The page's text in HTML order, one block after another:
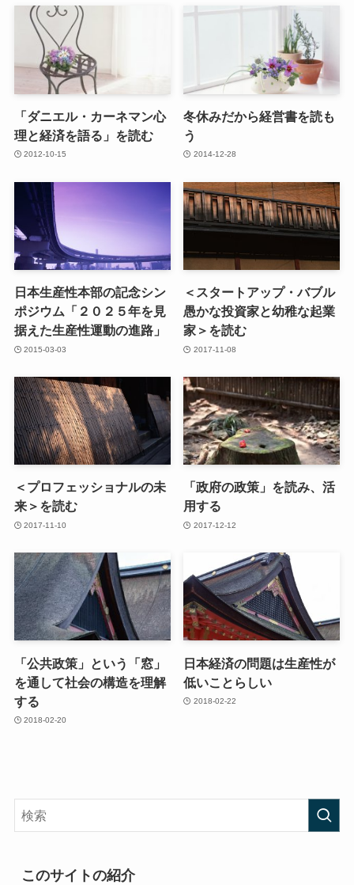
「ダニエル・カーネマン心
理と経済を語る」を読む
2012-10-15
冬休みだから経営書を読も
う
2014-12-28
日本生産性本部の記念シン
ポジウム「２０２５年を見
据えた生産性運動の進路」
2015-03-03
＜スタートアップ・バブル
愚かな投資家と幼稚な起業
家＞を読む
2017-11-08
＜プロフェッショナルの未
来＞を読む
2017-11-10
「政府の政策」を読み、活
用する
2017-12-12
「公共政策」という「窓」
を通して社会の構造を理解
する
2018-02-20
日本経済の問題は生産性が
低いことらしい
2018-02-22
このサイトの紹介